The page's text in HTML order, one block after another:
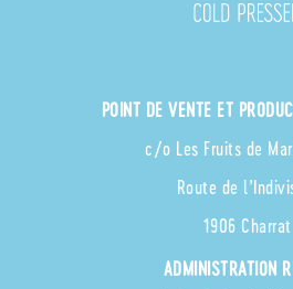
POINT DE VENTE ET
c/o Les Fruits de
Route de
1906 Charrat
ADMINISTRATION